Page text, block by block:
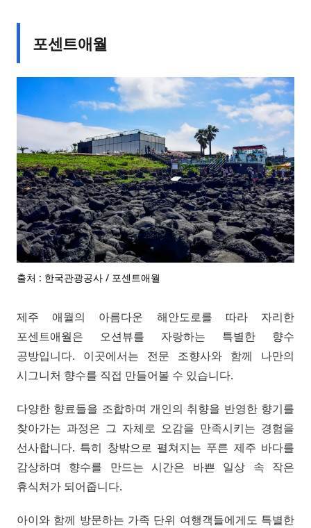
포센트애월
출처 : 한국관광공사 / 포센트애월
제주 애월의 아름다운 해안도로를 따라 자리한
포센트애월은 오션뷰를 자랑하는 특별한 향수
공방입니다. 이곳에서는 전문 조향사와 함께 나만의
시그니처 향수를 직접 만들어볼 수 있습니다.
다양한 향료들을 조합하며 개인의 취향을 반영한 향기를
찾아가는 과정은 그 자체로 오감을 만족시키는 경험을
선사합니다. 특히 창밖으로 펼쳐지는 푸른 제주 바다를
감상하며 향수를 만드는 시간은 바쁜 일상 속 작은
휴식처가 되어줍니다.
아이와 함께 방문하는 가족 단위 여행객들에게도 특별한